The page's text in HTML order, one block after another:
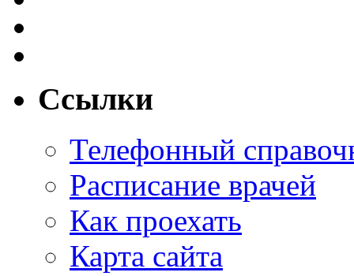
Ссылки
Телефонный
Расписание врачей
Как проехать
Карта сайта